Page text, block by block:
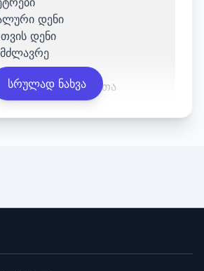
დენი
დენი
კაბელების კვეთა
სრულად ნახვა